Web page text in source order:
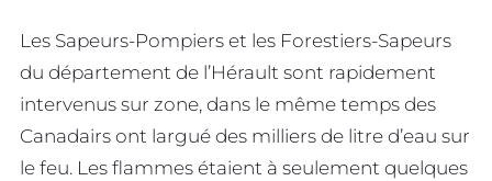
Les Sapeurs-Pompiers et les Forestiers-Sapeurs
du département de l’Hérault sont rapidement
intervenus sur zone, dans le même temps des
Canadairs ont largué des milliers de litre d’eau sur
le feu. Les flammes étaient à seulement quelques